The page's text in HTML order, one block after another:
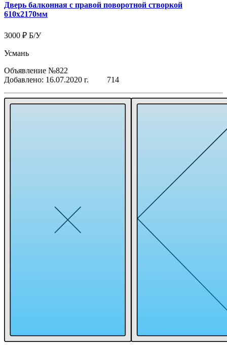
Дверь балконная с правой поворотной створкой
610x2170мм
3000 ₽ Б/У
Усмань
Объявление №822
Добавлено: 16.07.2020 г.
714